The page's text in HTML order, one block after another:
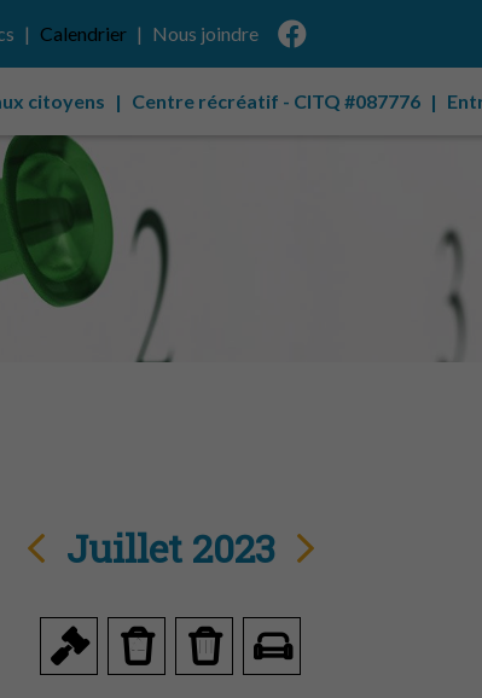
Calendrier Nous joindre
citoyens Centre récréatif - CITQ #087776
Juillet 2023